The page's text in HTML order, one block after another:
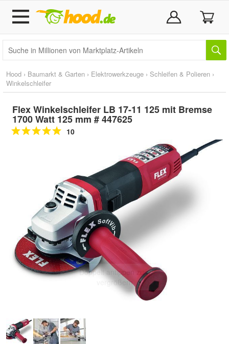
Hood › Baumarkt & Garten › Elektrowerkzeuge › Schleifen & Polieren ›
Winkelschleifer
Flex Winkelschleifer LB 17-11 125 mit Bremse
1700 Watt 125 mm # 447625
10
Doppelt antippen zum
vergrößern